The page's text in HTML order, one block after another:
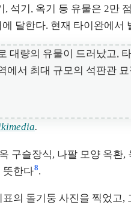
석기, 옥기 등 유물은 2만
달한다. 현재 타이완에서
.
구슬장식, 나팔 모양 옥
뜻한다8.
의 돌기둥 사진을 찍었고